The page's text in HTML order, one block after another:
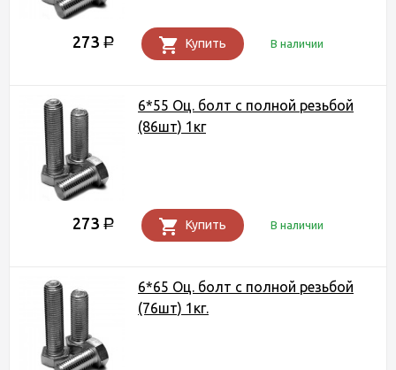
273 Р Купить В наличии
6*55 Оц. болт с полной резьбой
(86шт) 1кг
273 Р Купить В наличии
6*65 Оц. болт с полной резьбой
(76шт) 1кг.